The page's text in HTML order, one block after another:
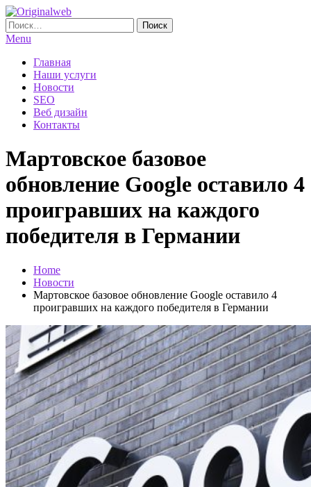
Skip
To
Content
Originalweb
Создание и продвижение сайтов
Найти:
Menu
Главная
Наши услуги
Новости
SEO
Веб дизайн
Контакты
Мартовское базовое
обновление Google оставило 4
проигравших на каждого
победителя в Германии
Home
Новости
Мартовское базовое обновление Google оставило 4
проигравших на каждого победителя в Германии